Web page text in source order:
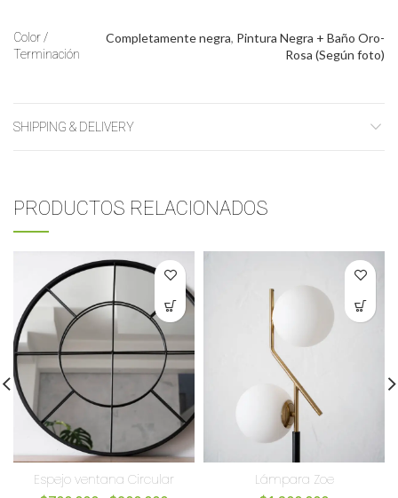
Color /
Terminación
Completamente negra, Pintura Negra + Baño Oro-
Rosa (Según foto)
SHIPPING & DELIVERY
PRODUCTOS RELACIONADOS
Espejo ventana Circular Lámpara Zoe